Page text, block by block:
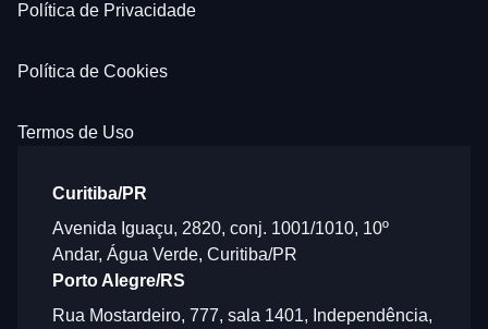
Política de Privacidade
Política de Cookies
Termos de Uso
Curitiba/PR
Avenida Iguaçu, 2820, conj. 1001/1010, 10º
Andar, Água Verde, Curitiba/PR
Porto Alegre/RS
Rua Mostardeiro, 777, sala 1401, Independência,